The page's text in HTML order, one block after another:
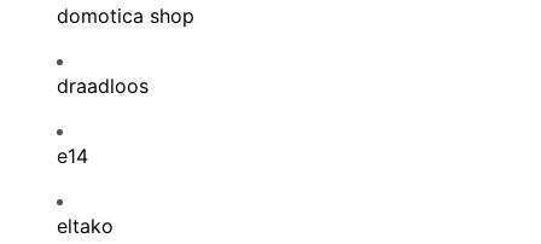
domotica shop
draadloos
e14
eltako